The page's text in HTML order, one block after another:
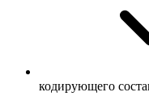
кодирующего